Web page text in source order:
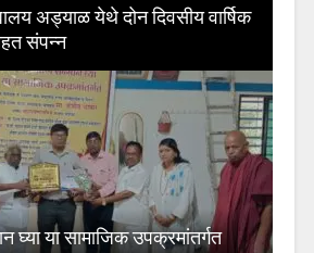
अड्याळ येथे दोन दिवसीय वार्षिक
संपन्न
घ्या या सामाजिक उपक्रमांतर्गत